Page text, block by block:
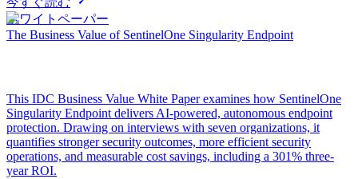
ホワイトペーパー
The Business Value of SentinelOne Singularity Endpoint
This IDC Business Value White Paper examines how SentinelOne
Singularity Endpoint delivers AI-powered, autonomous endpoint
protection. Drawing on interviews with seven organizations, it
quantifies stronger security outcomes, more efficient security
operations, and measurable cost savings, including a 301% three-
year ROI.